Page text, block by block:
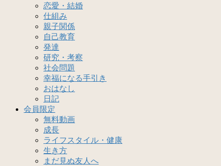
恋愛・結婚
仕組み
親子関係
自己教育
発達
研究・考察
社会問題
幸福になる手引き
おはなし
日記
会員限定
無料動画
成長
ライフスタイル・健康
生き方
まだ見ぬ友人へ